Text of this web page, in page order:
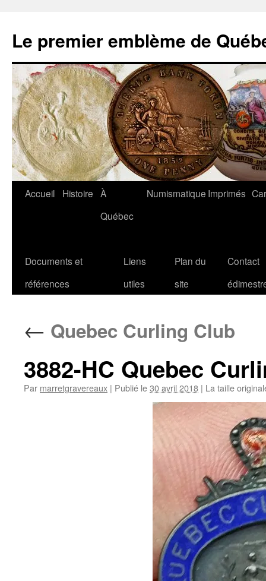
contenu
Le premier emblème de
Accueil Histoire À
Québec
Numismatique Imprimés
Documents et
références
Liens
utiles
Plan du
site
Contact
← Quebec Curling Club
3882-HC Quebec
Par marretgravereaux | Publié le30 avril 2018 | La taille